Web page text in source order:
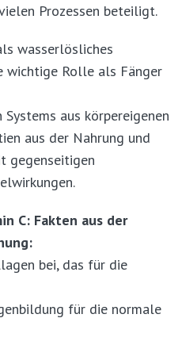
Prozessen beteiligt.
wasserlösliches
wichtige Rolle als Fänger
aus körpereigenen
aus der Nahrung und
gegenseitigen
C: Fakten aus der
bei, das für die
für die normale